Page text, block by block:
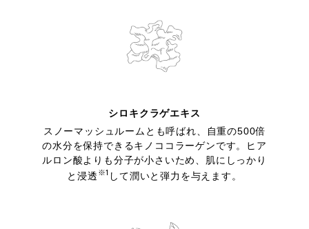
シロキクラゲエキス
スノーマッシュルームとも呼ばれ、自重の500倍
の水分を保持できるキノココラーゲンです。ヒア
ルロン酸よりも分子が小さいため、肌にしっかり
と浸透 ※1 して潤いと弾力を与えます。